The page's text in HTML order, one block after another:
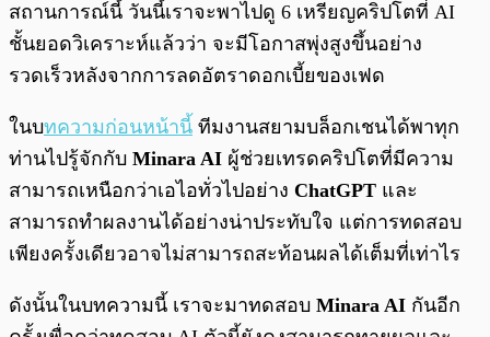
สถานการณ์นี้ วันนี้เราจะพาไปดู 6 เหรียญคริปโตที่ AI
ชั้นยอดวิเคราะห์แล้วว่า จะมีโอกาสพุ่งสูงขึ้นอย่าง
รวดเร็วหลังจากการลดอัตราดอกเบี้ยของเฟด
ในบทความก่อนหน้านี้ ทีมงานสยามบล็อกเชนได้พาทุก
ท่านไปรู้จักกับ Minara AI ผู้ช่วยเทรดคริปโตที่มีความ
สามารถเหนือกว่าเอไอทั่วไปอย่าง ChatGPT และ
สามารถทำผลงานได้อย่างน่าประทับใจ แต่การทดสอบ
เพียงครั้งเดียวอาจไม่สามารถสะท้อนผลได้เต็มที่เท่าไร
ดังนั้นในบทความนี้ เราจะมาทดสอบ Minara AI กันอีก